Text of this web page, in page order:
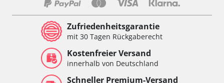
Zufriedenheitsgarantie
mit 30 Tagen Rückgaberecht
Kostenfreier Versand
innerhalb von Deutschland
Schneller Premium-Versand